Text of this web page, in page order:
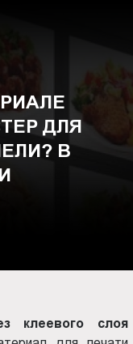
ДЛЯ
В
клеевого слоя